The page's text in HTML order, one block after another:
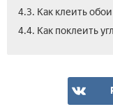
4.3. Как клеить
4.4. Как поклеить